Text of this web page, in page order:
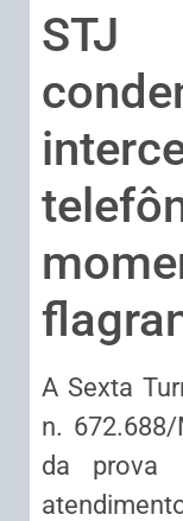
A Sexta
n.
da prova